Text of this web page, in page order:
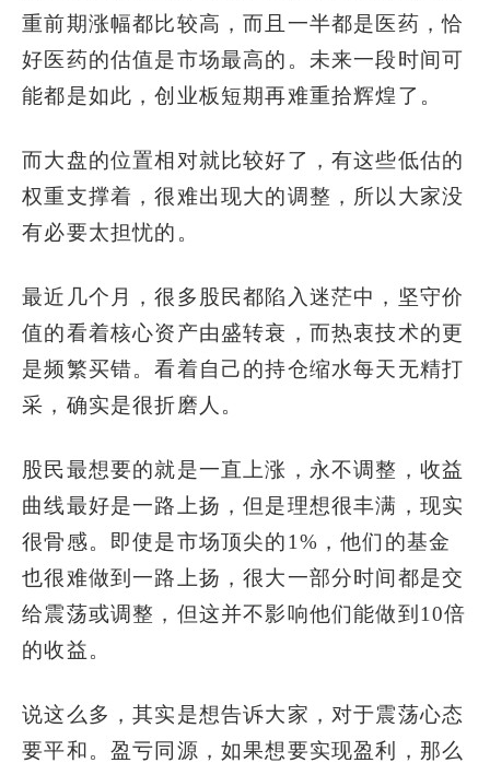
重前期涨幅都比较高，而且一半都是医药，恰
好医药的估值是市场最高的。未来一段时间可
能都是如此，创业板短期再难重拾辉煌了。
而大盘的位置相对就比较好了，有这些低估的
权重支撑着，很难出现大的调整，所以大家没
有必要太担忧的。
最近几个月，很多股民都陷入迷茫中，坚守价
值的看着核心资产由盛转衰，而热衷技术的更
是频繁买错。看着自己的持仓缩水每天无精打
采，确实是很折磨人。
股民最想要的就是一直上涨，永不调整，收益
曲线最好是一路上扬，但是理想很丰满，现实
很骨感。即使是市场顶尖的1%，他们的基金
也很难做到一路上扬，很大一部分时间都是交
给震荡或调整，但这并不影响他们能做到10倍
的收益。
说这么多，其实是想告诉大家，对于震荡心态
要平和。盈亏同源，如果想要实现盈利，那么